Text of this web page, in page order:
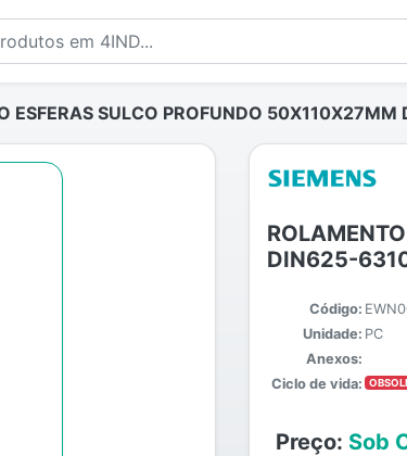
ESFERAS SULCO PROFUNDO
DIN625-
Código:
Unidade: PC
Anexos:
Ciclo de vida:
Preço: Sob